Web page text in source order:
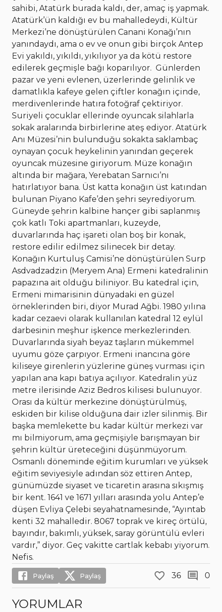
sahibi, Atatürk burada kaldı, der, amaç iş yapmak.
Atatürk’ün kaldığı ev bu mahalledeydi, Kültür
Merkezi’ne dönüştürülen Canani Konağı’nın
yanındaydı, ama o ev ve onun gibi birçok Antep
Evi yakıldı, yıkıldı, yıkılıyor ya da kötü restore
edilerek geçmişle bağı koparılıyor. Günlerden
pazar ve yeni evlenen, üzerlerinde gelinlik ve
damatlıkla kafeye gelen çiftler konağın içinde,
merdivenlerinde hatıra fotoğraf çektiriyor.
Suriyeli çocuklar ellerinde oyuncak silahlarla
sokak aralarında birbirlerine ateş ediyor. Atatürk
Anı Müzesi’nin bulunduğu sokakta saklambaç
oynayan çocuk heykelinin yanından geçerek
oyuncak müzesine giriyorum. Müze konağın
altında bir mağara, Yerebatan Sarnıcı’nı
hatırlatıyor bana. Üst katta konağın üst katından
bulunan Piyano Kafe’den şehri seyrediyorum.
Güneyde şehrin kalbine hançer gibi saplanmış
çok katlı Toki apartmanları, kuzeyde,
duvarlarında haç işareti olan boş bir konak,
restore edilir edilmez silinecek bir detay.
Konağın Kurtuluş Camisi’ne dönüştürülen Surp
Asdvadzadzin (Meryem Ana) Ermeni katedralinin
papazına ait olduğu biliniyor. Bu katedral için,
Ermeni mimarisinin dünyadaki en güzel
örneklerinden biri, diyor Murad Ağbi. 1980 yılına
kadar cezaevi olarak kullanılan katedral 12 eylül
darbesinin meşhur işkence merkezlerinden.
Duvarlarında siyah beyaz taşların mükemmel
uyumu göze çarpıyor. Ermeni inancına göre
kiliseye girenlerin yüzlerine güneş vurması için
yapılan ana kapı batıya açılıyor. Katedralin yüz
metre ilerisinde Aziz Bedros kilisesi bulunuyor.
Orası da kültür merkezine dönüştürülmüş,
eskiden bir kilise olduğuna dair izler silinmiş. Bir
başka memlekette bu kadar kültür merkezi var
mı bilmiyorum, ama geçmişiyle barışmayan bir
şehrin kültür üreteceğini düşünmüyorum.
Osmanlı döneminde eğitim kurumları ve yüksek
eğitim seviyesiyle adından söz ettiren Antep,
günümüzde siyaset ve ticaretin arasına sıkışmış
bir kent. 1641 ve 1671 yılları arasında yolu Antep’e
düşen Evliya Çelebi seyahatnamesinde, “Ayıntab
kenti 32 mahalledir. 8067 toprak ve kireç örtülü,
bayındır, bakımlı, yüksek, saray görüntülü evleri
vardır,” diyor. Geç vakitte cartlak kebabı yiyorum.
Nefis.
Paylaş Paylaş 36 0
YORUMLAR